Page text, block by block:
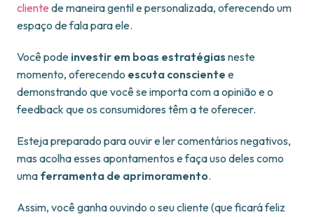
cliente de maneira gentil e personalizada, oferecendo um
espaço de fala para ele.
Você pode investir em boas estratégias neste
momento, oferecendo escuta consciente e
demonstrando que você se importa com a opinião e o
feedback que os consumidores têm a te oferecer.
Esteja preparado para ouvir e ler comentários negativos,
mas acolha esses apontamentos e faça uso deles como
uma ferramenta de aprimoramento.
Assim, você ganha ouvindo o seu cliente (que ficará feliz